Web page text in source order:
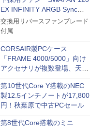
EX INFINITY ARGB Sync」
に単品パッケージ
交換用リバースファンブレード
付属
CORSAIR製PCケース
「FRAME 4000/5000」向け
アクセサリが複数登場、天然
木製パネルや背面コネクタ対
応トレイなど
第10世代Core Y搭載のNEC
製12.5インチノートが17,800
円！秋葉原で中古PCセール
第8世代Core搭載のミニ